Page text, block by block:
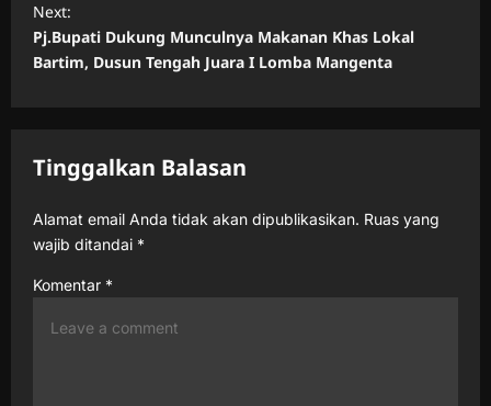
n
a
g
t
i
o
Next:
Pj.Bupati Dukung Munculnya Makanan Khas Lokal
Bartim, Dusun Tengah Juara I Lomba Mangenta
Tinggalkan Balasan
Alamat email Anda tidak akan dipublikasikan. Ruas yang
wajib ditandai *
Komentar *